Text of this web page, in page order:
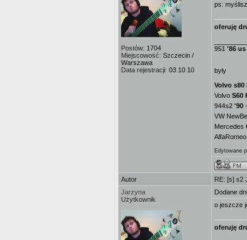
Postów: 1704
Miejscowość: Szczecin /
Warszawa
Data rejestracji: 03.10.10
ps:
oferuję
951 '86 us
były
Volvo s80
Volvo S60
944s2 '90
VW
Mercedes
Edytowane
Autor
RE: [s] s2
Jarzyna
Użytkownik
Dodane
o jeszcze
oferuję